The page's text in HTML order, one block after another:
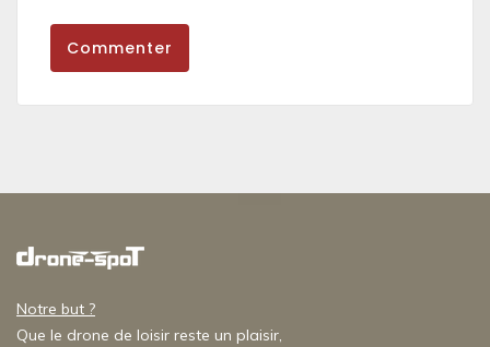
Commenter
Notre but ?
Que le drone de loisir reste un plaisir,